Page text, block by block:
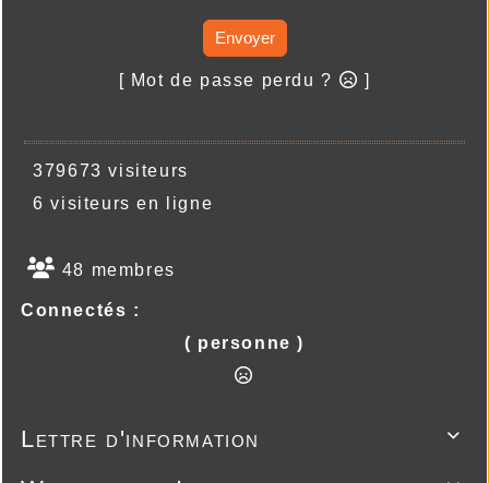
Envoyer
[ Mot de passe perdu ? ]
379673 visiteurs
6 visiteurs en ligne
48 membres
Connectés :
( personne )

Lettre d'information